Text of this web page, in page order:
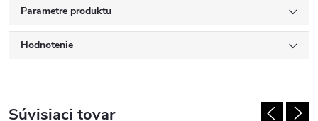
Parametre produktu
Hodnotenie
Súvisiaci tovar